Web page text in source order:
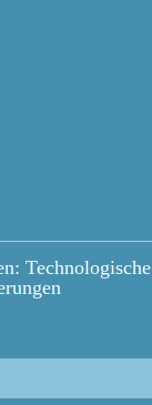
Technologische